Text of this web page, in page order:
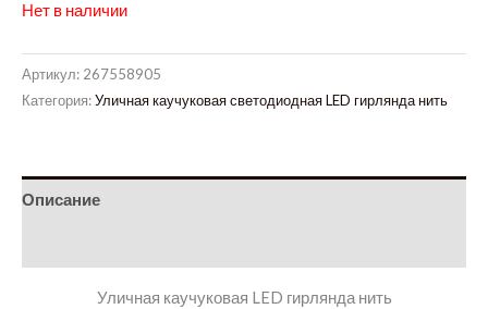
Нет в наличии
Артикул: 267558905
Категория:Уличная каучуковая светодиодная LED гирлянда нить
Описание
Уличная каучуковая LED гирлянда нить